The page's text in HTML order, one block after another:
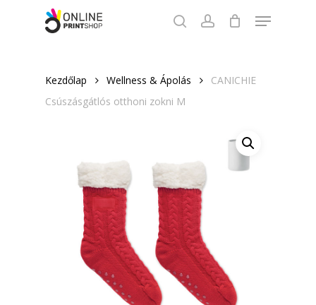
searchaccount
Menu
Kezdőlap Wellness & Ápolás
CANICHIE
Csúszásgátlós otthoni zokni M